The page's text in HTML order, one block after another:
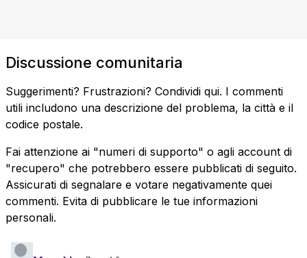
Discussione comunitaria
Suggerimenti? Frustrazioni? Condividi qui. I commenti
utili includono una descrizione del problema, la città e il
codice postale.
Fai attenzione ai "numeri di supporto" o agli account di
"recupero" che potrebbero essere pubblicati di seguito.
Assicurati di segnalare e votare negativamente quei
commenti. Evita di pubblicare le tue informazioni
personali.